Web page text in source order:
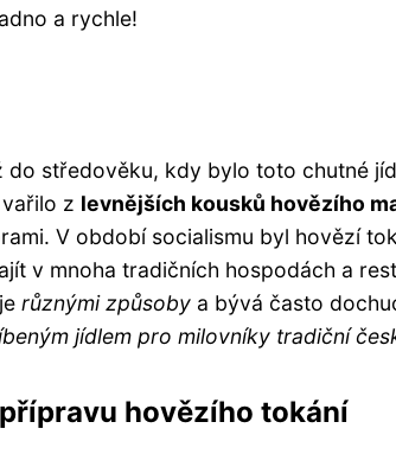
a rychle!
do středověku, kdy bylo toto chutné
z levnějších kousků hovězího
V období socialismu byl hovězí
v mnoha tradičních hospodách a
různými způsoby a bývá často
jídlem pro milovníky tradiční
hovězího tokání